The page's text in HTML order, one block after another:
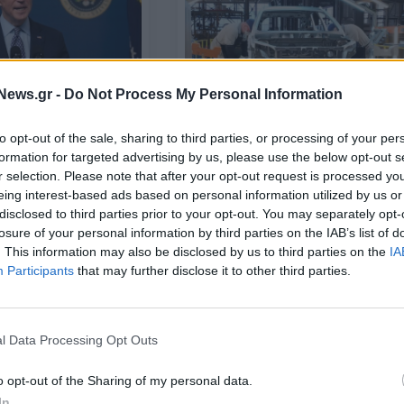
- Do Not Process My Personal Information
opt-out of the sale, sharing to third parties, or processing of your
for targeted advertising by us, please use the below opt-out
selection. Please note that after your opt-out request is processed
interest-based ads based on personal information utilized by us
to third parties prior to your opt-out. You may separately
of your personal information by third parties on the IAB’s list of
This information may also be disclosed by us to third parties on the
Participants that may further disclose it to other third parties.
Data Processing Opt Outs
opt-out of the Sharing of my personal data.
θα
ένα μερίδιο από τα
ΕΠΙΧΕΙΡΗΣΕΙΣ
Προς ιστορική απεργία στις τρεις
μεγάλες αυτοκινητοβιομηχανίες
Ντιτρόιτ
15/09/2023 - 07:42